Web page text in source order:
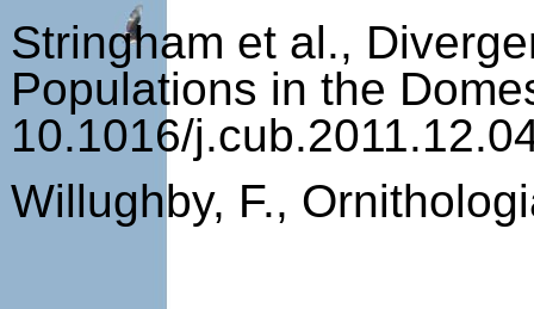
Stringham et al.,
Populations in the
10.1016/
Willughby, F.,